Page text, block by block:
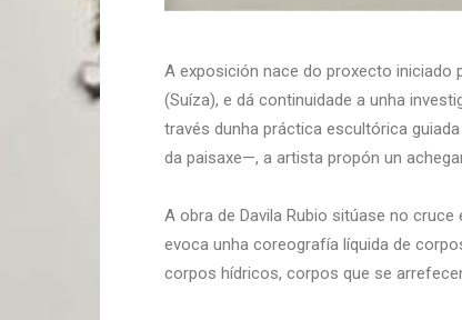
A exposición nace do proxecto iniciado
(Suíza), e dá continuidade a unha
través dunha práctica escultórica
da paisaxe—, a artista propón un
A obra de Davila Rubio sitúase no
evoca unha coreografía líquida de
corpos hídricos, corpos que se